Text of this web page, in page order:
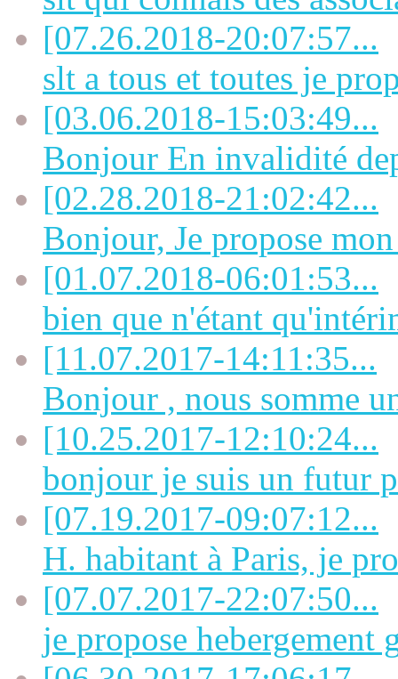
[07.26.2018-20:07:57...
slt a tous et toutes je
[03.06.2018-15:03:49...
Bonjour En invalidité
[02.28.2018-21:02:42...
Bonjour, Je propose
[01.07.2018-06:01:53...
bien que n'étant
[11.07.2017-14:11:35...
Bonjour , nous somme
[10.25.2017-12:10:24...
bonjour je suis un futur
[07.19.2017-09:07:12...
H. habitant à Paris, je
[07.07.2017-22:07:50...
je propose hebergement